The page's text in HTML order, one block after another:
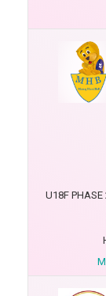
U18F